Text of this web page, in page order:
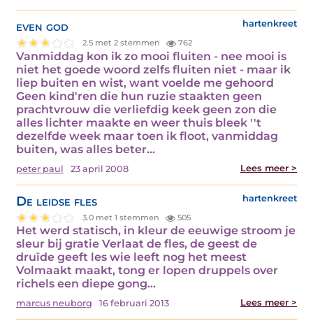
even god hartenkreet
2.5 met 2 stemmen 762
Vanmiddag kon ik zo mooi fluiten - nee mooi is
niet het goede woord zelfs fluiten niet - maar ik
liep buiten en wist, want voelde me gehoord
Geen kind'ren die hun ruzie staakten geen
prachtvrouw die verliefdig keek geen zon die
alles lichter maakte en weer thuis bleek ''t
dezelfde week maar toen ik floot, vanmiddag
buiten, was alles beter…
peter paul 23 april 2008 Lees meer >
De leidse fles hartenkreet
3.0 met 1 stemmen 505
Het werd statisch, in kleur de eeuwige stroom je
sleur bij gratie Verlaat de fles, de geest de
druïde geeft les wie leeft nog het meest
Volmaakt maakt, tong er lopen druppels over
richels een diepe gong…
marcus neuborg 16 februari 2013 Lees meer >